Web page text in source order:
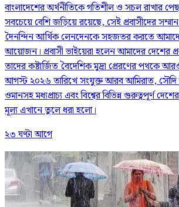
বাংলাদেশের অর্থনীতিকে গতিশীল ও সচল রাখার
সবচেয়ে বেশি জড়িয়ে রয়েছে, সেই প্রবাসীদের
দৈনন্দিন আর্থিক লেনদেনকে সহজতর করতে
আয়োজন। প্রবাসী ভাইয়েরা হলেন আমাদের দেশের
তাদের কষ্টার্জিত বৈদেশিক মুদ্রা প্রেরণের
আগস্ট ২০২৬ তারিখে সংযুক্ত আরব আমিরাত,
ওমানসহ মধ্যপ্রাচ্য এবং বিশ্বের বিভিন্ন গুরুত্বপূর্ণ
মূল্য এখানে তুলে ধরা হলো।
২৩ ঘণ্টা আগে